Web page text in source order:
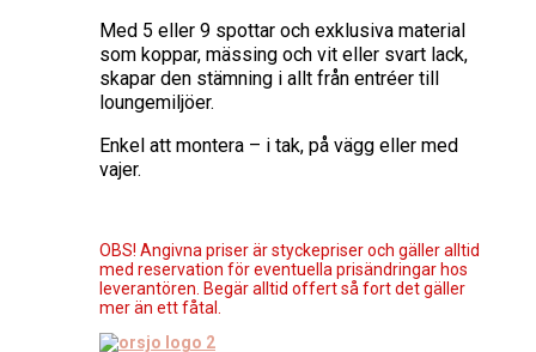
Med 5 eller 9 spottar och exklusiva material
som koppar, mässing och vit eller svart lack,
skapar den stämning i allt från entréer till
loungemiljöer.
Enkel att montera – i tak, på vägg eller med
vajer.
OBS! Angivna priser är styckepriser och gäller alltid
med reservation för eventuella prisändringar hos
leverantören. Begär alltid offert så fort det gäller
mer än ett fåtal.